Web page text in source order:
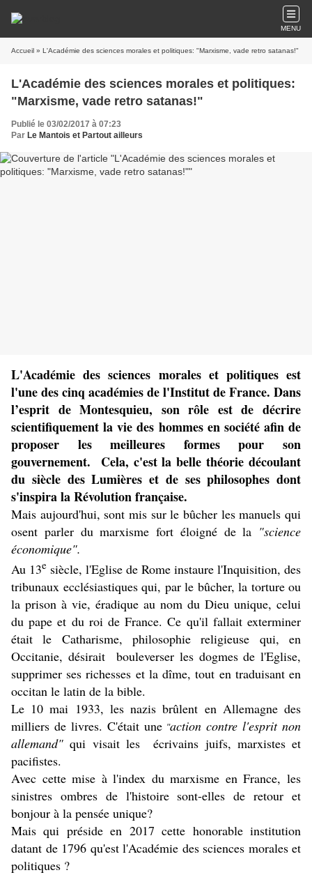
MENU
Accueil » L'Académie des sciences morales et politiques: "Marxisme, vade retro satanas!"
L'Académie des sciences morales et politiques:
"Marxisme, vade retro satanas!"
Publié le 03/02/2017 à 07:23
Par Le Mantois et Partout ailleurs
L'Académie des sciences morales et politiques est
l'une des cinq académies de l'Institut de France. Dans
l’esprit de Montesquieu, son rôle est de décrire
scientifiquement la vie des hommes en société afin de
proposer les meilleures formes pour son
gouvernement. Cela, c'est la belle théorie découlant
du siècle des Lumières et de ses philosophes dont
s'inspira la Révolution française.
Mais aujourd'hui, sont mis sur le bûcher les manuels qui
osent parler du marxisme fort éloigné de la "science
économique".
Au 13e siècle, l'Eglise de Rome instaure l'Inquisition, des
tribunaux ecclésiastiques qui, par le bûcher, la torture ou
la prison à vie, éradique au nom du Dieu unique, celui
du pape et du roi de France. Ce qu'il fallait exterminer
était le Catharisme, philosophie religieuse qui, en
Occitanie, désirait bouleverser les dogmes de l'Eglise,
supprimer ses richesses et la dîme, tout en traduisant en
occitan le latin de la bible.
Le 10 mai 1933, les nazis brûlent en Allemagne des
milliers de livres. C'était une "action contre l'esprit non
allemand" qui visait les écrivains juifs, marxistes et
pacifistes.
Avec cette mise à l'index du marxisme en France, les
sinistres ombres de l'histoire sont-elles de retour et
bonjour à la pensée unique?
Mais qui préside en 2017 cette honorable institution
datant de 1796 qu'est l'Académie des sciences morales et
politiques ?